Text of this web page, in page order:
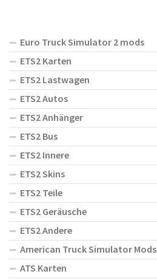
Euro Truck Simulator 2 mods
ETS2 Karten
ETS2 Lastwagen
ETS2 Autos
ETS2 Anhänger
ETS2 Bus
ETS2 Innere
ETS2 Skins
ETS2 Teile
ETS2 Geräusche
ETS2 Andere
American Truck Simulator Mods
ATS Karten